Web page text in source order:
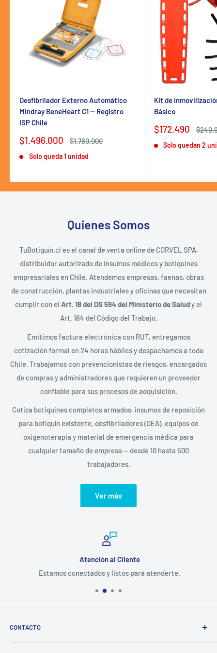
Desfibrilador Externo Automático
Mindray BeneHeart C1 — Registro
ISP Chile
Precio
venta
$1.496.000
Precio
$1.760.000
Solo queda 1 unidad
Kit de
Básico
Precio
venta
$172.490
Precio
Solo quedan 2
Quienes Somos
TuBotiquín.cl es el canal de venta online de CORVEL SPA,
distribuidor autorizado de insumos médicos y botiquines
empresariales en Chile. Atendemos empresas, faenas, obras
de construcción, plantas industriales y oficinas que necesitan
cumplir con el Art. 18 del DS 594 del Ministerio de Saludy el
Art. 184 del Código del Trabajo.
Emitimos factura electrónica con RUT, entregamos
cotización formal en 24 horas hábiles y despachamos a todo
Chile. Trabajamos con prevencionistas de riesgos, encargados
de compras y administradores que requieren un proveedor
confiable para sus procesos de adquisición.
Cotiza botiquines completos armados, insumos de reposición
para botiquín existente, desfibriladores (DEA), equipos de
oxigenoterapia y material de emergencia médica para
cualquier tamaño de empresa — desde 10 hasta 500
trabajadores.
Ver más
Atención al Cliente
Estamos conectados y listos para atenderte.
CONTACTO